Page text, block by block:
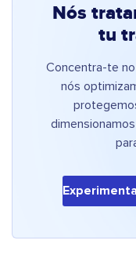
Nós
tu
Concentra-te
nós